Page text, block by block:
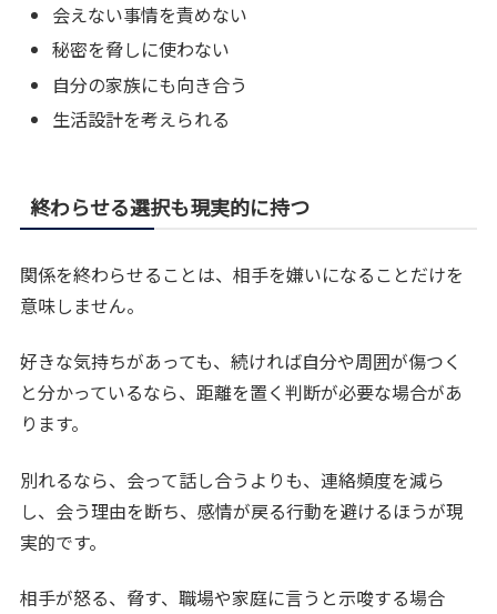
会えない事情を責めない
秘密を脅しに使わない
自分の家族にも向き合う
生活設計を考えられる
終わらせる選択も現実的に持つ
関係を終わらせることは、相手を嫌いになることだけを
意味しません。
好きな気持ちがあっても、続ければ自分や周囲が傷つく
と分かっているなら、距離を置く判断が必要な場合があ
ります。
別れるなら、会って話し合うよりも、連絡頻度を減ら
し、会う理由を断ち、感情が戻る行動を避けるほうが現
実的です。
相手が怒る、脅す、職場や家庭に言うと示唆する場合